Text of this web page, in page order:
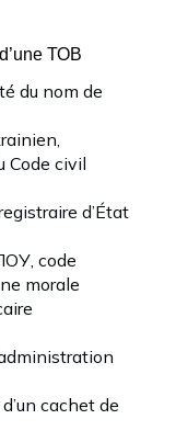
ТОВ
du nom de
Code civil
d’État
code
morale
cachet de